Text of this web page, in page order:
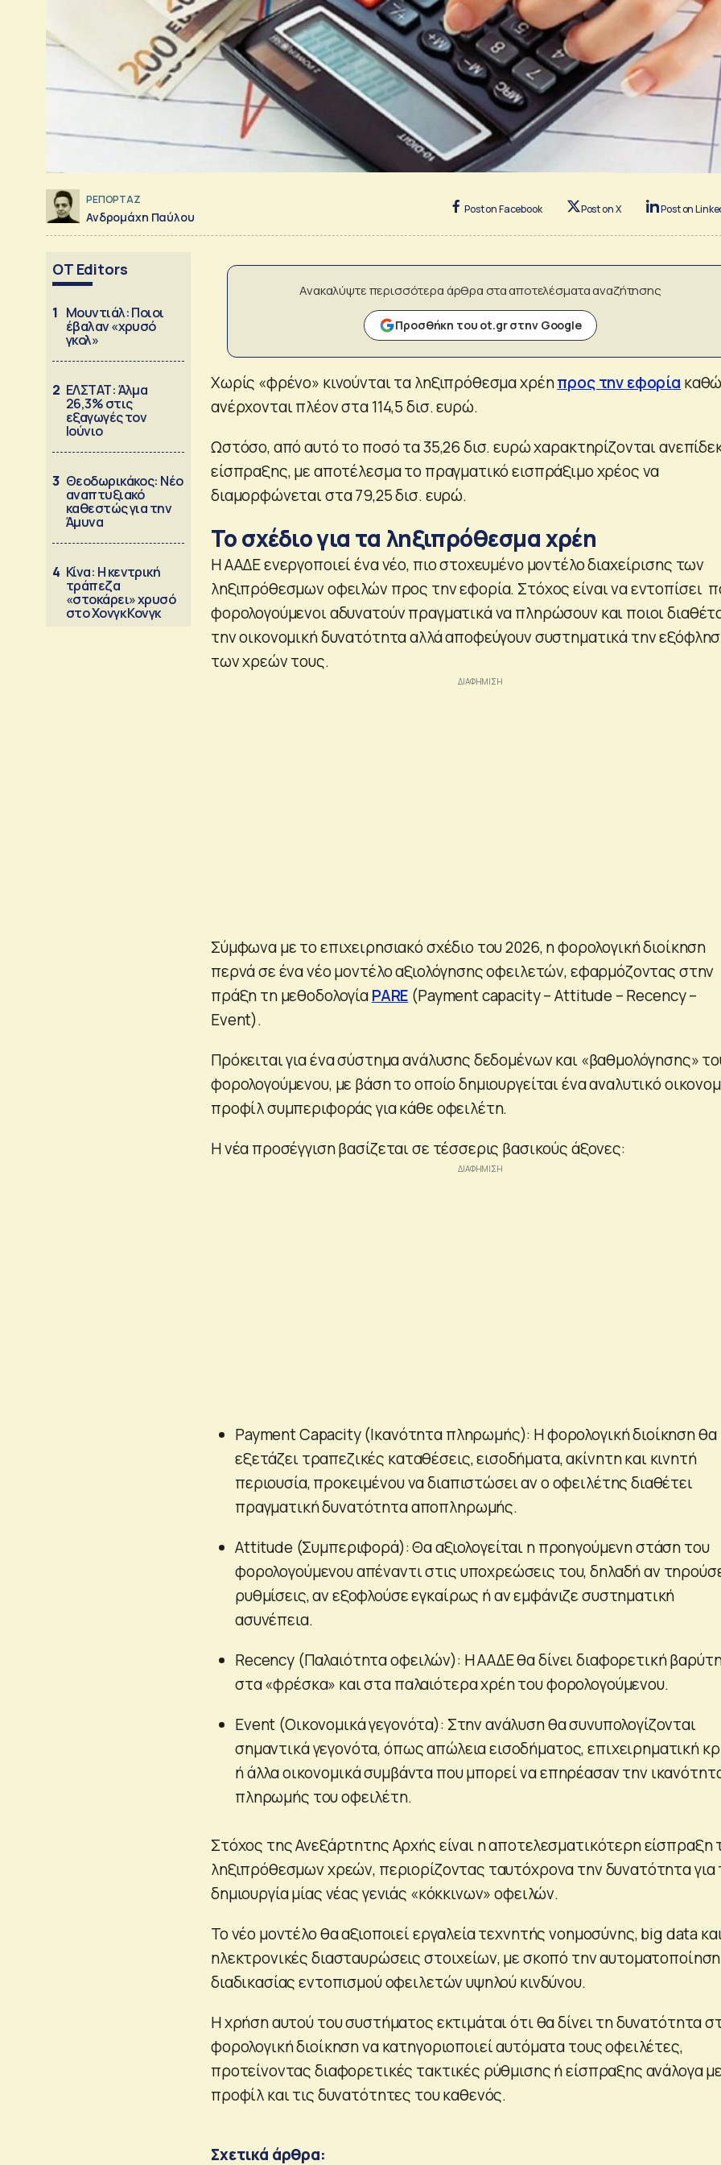
ΡΕΠΟΡΤΑΖ
Ανδρομάχη Παύλου
Post on Facebook Post on X Post on
OT Editors
1 Μουντιάλ: Ποιοι
έβαλαν «χρυσό
γκολ»
2 ΕΛΣΤΑΤ: Άλμα
26,3% στις
εξαγωγές τον
Ιούνιο
3 Θεοδωρικάκος: Νέο
αναπτυξιακό
καθεστώς για την
Άμυνα
4 Κίνα: Η κεντρική
τράπεζα
«στοκάρει» χρυσό
στο Χονγκ Κονγκ
Ανακαλύψτε περισσότερα άρθρα στα αποτελέσματα αναζήτησης
Προσθήκη του ot.gr στην Google
Χωρίς «φρένο» κινούνται τα ληξιπρόθεσμα χρέηπρος την εφορία
ανέρχονται πλέον στα 114,5 δισ. ευρώ.
Ωστόσο, από αυτό το ποσό τα 35,26 δισ. ευρώ χαρακτηρίζονται
είσπραξης, με αποτέλεσμα το πραγματικό εισπράξιμο χρέος να
διαμορφώνεται στα 79,25 δισ. ευρώ.
Το σχέδιο για τα ληξιπρόθεσμα χρέη
Η ΑΑΔΕ ενεργοποιεί ένα νέο, πιο στοχευμένο μοντέλο διαχείρισης των
ληξιπρόθεσμων οφειλών προς την εφορία. Στόχος είναι να εντοπίσει
φορολογούμενοι αδυνατούν πραγματικά να πληρώσουν και ποιοι
την οικονομική δυνατότητα αλλά αποφεύγουν συστηματικά την
των χρεών τους.
Σύμφωνα με το επιχειρησιακό σχέδιο του 2026, η φορολογική διοίκηση
περνά σε ένα νέο μοντέλο αξιολόγησης οφειλετών, εφαρμόζοντας στην
πράξη τη μεθοδολογίαPARE (Payment capacity – Attitude – Recency –
Event).
Πρόκειται για ένα σύστημα ανάλυσης δεδομένων και «βαθμολόγησης»
φορολογούμενου, με βάση το οποίο δημιουργείται ένα αναλυτικό
προφίλ συμπεριφοράς για κάθε οφειλέτη.
Η νέα προσέγγιση βασίζεται σε τέσσερις βασικούς άξονες:
Payment Capacity (Ικανότητα πληρωμής): Η φορολογική διοίκηση θα
εξετάζει τραπεζικές καταθέσεις, εισοδήματα, ακίνητη και κινητή
περιουσία, προκειμένου να διαπιστώσει αν ο οφειλέτης διαθέτει
πραγματική δυνατότητα αποπληρωμής.
Attitude (Συμπεριφορά): Θα αξιολογείται η προηγούμενη στάση του
φορολογούμενου απέναντι στις υποχρεώσεις του, δηλαδή αν
ρυθμίσεις, αν εξοφλούσε εγκαίρως ή αν εμφάνιζε συστηματική
ασυνέπεια.
Recency (Παλαιότητα οφειλών): Η ΑΑΔΕ θα δίνει διαφορετική
στα «φρέσκα» και στα παλαιότερα χρέη του φορολογούμενου.
Event (Οικονομικά γεγονότα): Στην ανάλυση θα συνυπολογίζονται
σημαντικά γεγονότα, όπως απώλεια εισοδήματος, επιχειρηματική
ή άλλα οικονομικά συμβάντα που μπορεί να επηρέασαν την
πληρωμής του οφειλέτη.
Στόχος της Ανεξάρτητης Αρχής είναι η αποτελεσματικότερη είσπραξη
ληξιπρόθεσμων χρεών, περιορίζοντας ταυτόχρονα την δυνατότητα για
δημιουργία μίας νέας γενιάς «κόκκινων» οφειλών.
Το νέο μοντέλο θα αξιοποιεί εργαλεία τεχνητής νοημοσύνης, big data
ηλεκτρονικές διασταυρώσεις στοιχείων, με σκοπό την
διαδικασίας εντοπισμού οφειλετών υψηλού κινδύνου.
Η χρήση αυτού του συστήματος εκτιμάται ότι θα δίνει τη δυνατότητα
φορολογική διοίκηση να κατηγοριοποιεί αυτόματα τους οφειλέτες,
προτείνοντας διαφορετικές τακτικές ρύθμισης ή είσπραξης ανάλογα
προφίλ και τις δυνατότητες του καθενός.
Σχετικά άρθρα: